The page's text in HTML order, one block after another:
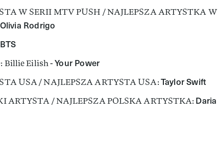
W SERII MTV PUSH / NAJLEPSZA ARTYSTKA W
Olivia Rodrigo
BTS
Billie Eilish -Your Power
USA / NAJLEPSZA ARTYSTA USA:Taylor Swift
ARTYSTA / NAJLEPSZA POLSKA ARTYSTKA: Daria